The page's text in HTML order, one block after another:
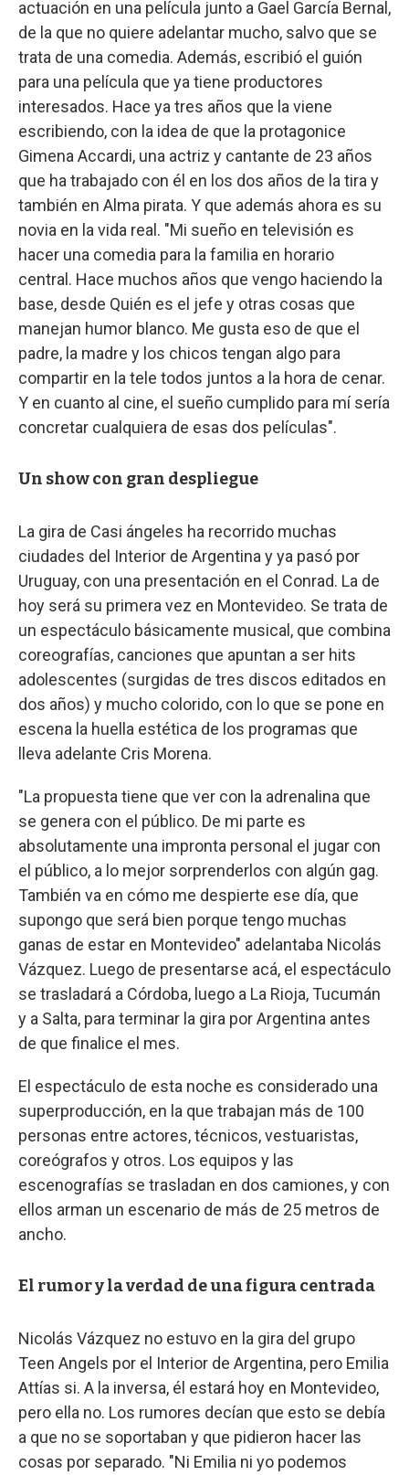
actuación en una película junto a Gael García Bernal,
de la que no quiere adelantar mucho, salvo que se
trata de una comedia. Además, escribió el guión
para una película que ya tiene productores
interesados. Hace ya tres años que la viene
escribiendo, con la idea de que la protagonice
Gimena Accardi, una actriz y cantante de 23 años
que ha trabajado con él en los dos años de la tira y
también en Alma pirata. Y que además ahora es su
novia en la vida real. "Mi sueño en televisión es
hacer una comedia para la familia en horario
central. Hace muchos años que vengo haciendo la
base, desde Quién es el jefe y otras cosas que
manejan humor blanco. Me gusta eso de que el
padre, la madre y los chicos tengan algo para
compartir en la tele todos juntos a la hora de cenar.
Y en cuanto al cine, el sueño cumplido para mí sería
concretar cualquiera de esas dos películas".
Un show con gran despliegue
La gira de Casi ángeles ha recorrido muchas
ciudades del Interior de Argentina y ya pasó por
Uruguay, con una presentación en el Conrad. La de
hoy será su primera vez en Montevideo. Se trata de
un espectáculo básicamente musical, que combina
coreografías, canciones que apuntan a ser hits
adolescentes (surgidas de tres discos editados en
dos años) y mucho colorido, con lo que se pone en
escena la huella estética de los programas que
lleva adelante Cris Morena.
"La propuesta tiene que ver con la adrenalina que
se genera con el público. De mi parte es
absolutamente una impronta personal el jugar con
el público, a lo mejor sorprenderlos con algún gag.
También va en cómo me despierte ese día, que
supongo que será bien porque tengo muchas
ganas de estar en Montevideo" adelantaba Nicolás
Vázquez. Luego de presentarse acá, el espectáculo
se trasladará a Córdoba, luego a La Rioja, Tucumán
y a Salta, para terminar la gira por Argentina antes
de que finalice el mes.
El espectáculo de esta noche es considerado una
superproducción, en la que trabajan más de 100
personas entre actores, técnicos, vestuaristas,
coreógrafos y otros. Los equipos y las
escenografías se trasladan en dos camiones, y con
ellos arman un escenario de más de 25 metros de
ancho.
El rumor y la verdad de una figura centrada
Nicolás Vázquez no estuvo en la gira del grupo
Teen Angels por el Interior de Argentina, pero Emilia
Attías si. A la inversa, él estará hoy en Montevideo,
pero ella no. Los rumores decían que esto se debía
a que no se soportaban y que pidieron hacer las
cosas por separado. "Ni Emilia ni yo podemos